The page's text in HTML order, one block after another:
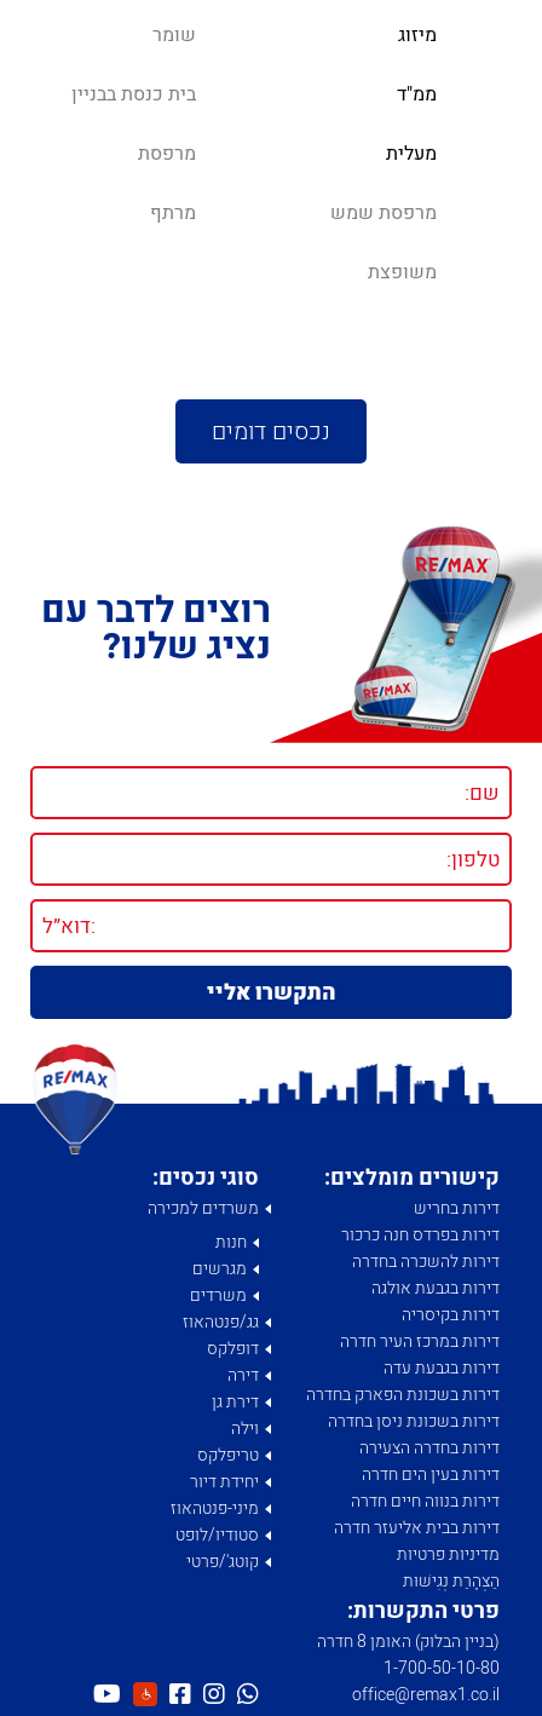
מיזוג שומר
ממ"ד בית כנסת בבניין
מעלית מרפסת
מרפסת שמש מרתף
משופצת
נכסים דומים
רוצים לדבר עם
נציג שלנו?
קישורים מומלצים:
דירות בחריש
דירות בפרדס חנה כרכור
דירות להשכרה בחדרה
דירות בגבעת אולגה
דירות בקיסריה
דירות במרכז העיר חדרה
דירות בגבעת עדה
דירות בשכונת הפארק בחדרה
דירות בשכונת ניסן בחדרה
דירות בחדרה הצעירה
דירות בעין הים חדרה
דירות בנווה חיים חדרה
דירות בבית אליעזר חדרה
מדיניות פרטיות
הַצְהָרַת נְגִישׁוּת
סוגי נכסים:
משרדים למכירה
חנות
מגרשים
משרדים
גג/פנטהאוז
דופלקס
דירה
דירת גן
וילה
טריפלקס
יחידת דיור
מיני-פנטהאוז
סטודיו/לופט
קוטג'/פרטי
פרטי התקשרות:
(בניין הבלוק) האומן 8 חדרה
1­-700­-50-­10-­80
office@remax1.co.il